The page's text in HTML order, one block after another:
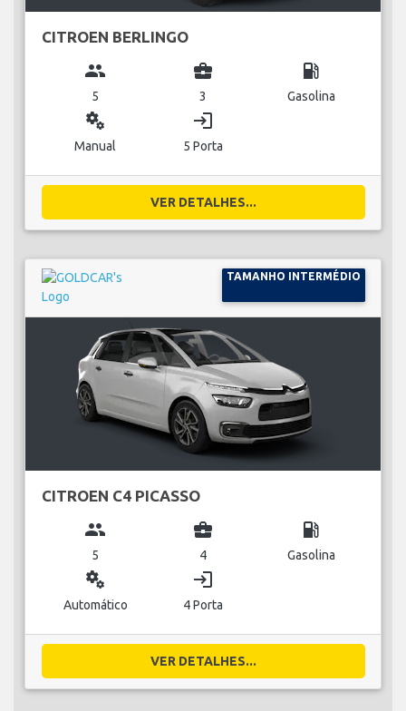
CITROEN BERLINGO
group
5
business_center
3
local_gas_station
Gasolina
miscellaneous_services
Manual
login
5 Porta
VER DETALHES...
TAMANHO INTERMÉDIO
CITROEN C4 PICASSO
group
5
business_center
4
local_gas_station
Gasolina
miscellaneous_services
Automático
login
4 Porta
VER DETALHES...